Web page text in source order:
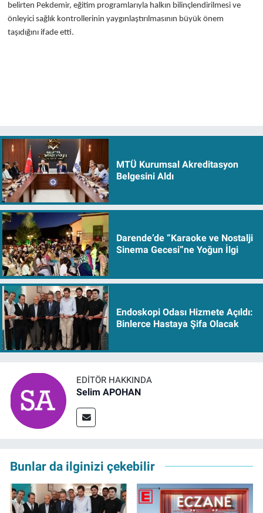
belirten Pekdemir, eğitim programlarıyla halkın bilinçlendirilmesi ve
önleyici sağlık kontrollerinin yaygınlaştırılmasının büyük önem
taşıdığını ifade etti.
MTÜ Kurumsal Akreditasyon
Belgesini Aldı
Darende’de “Karaoke ve Nostalji
Sinema Gecesi”ne Yoğun İlgi
Endoskopi Odası Hizmete Açıldı:
Binlerce Hastaya Şifa Olacak
EDITÖR HAKKINDA
Selim APOHAN
Bunlar da ilginizi çekebilir